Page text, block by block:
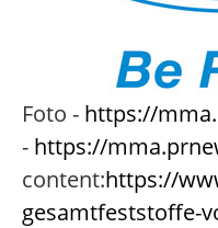
Foto - https://
- https://
content:https://
gesamtfeststoffe-